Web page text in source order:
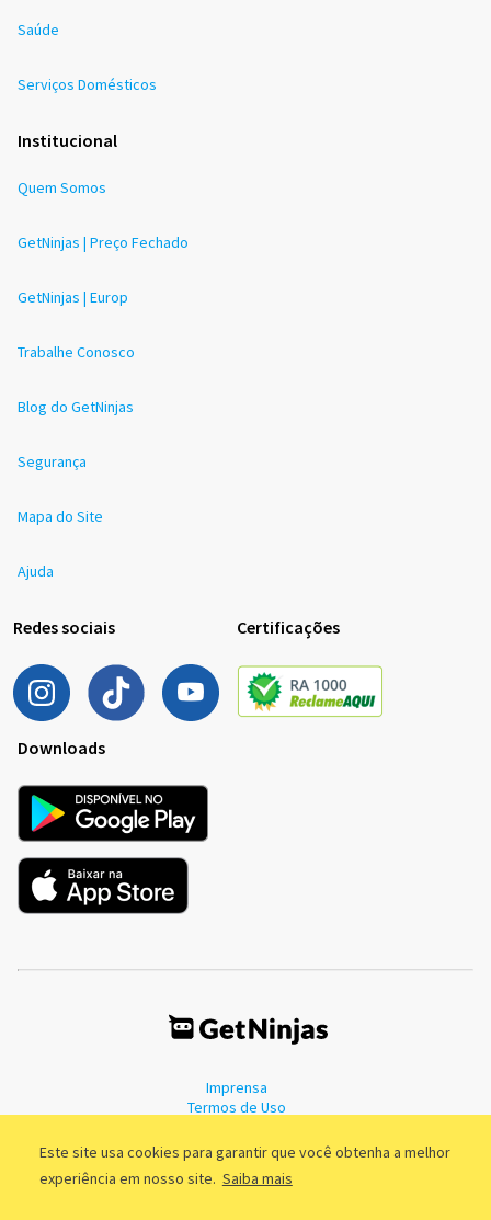
Este site usa cookies para garantir que você obtenha a melhor
experiência em nosso site. Saiba mais
Saúde
Serviços Domésticos
Institucional
Quem Somos
GetNinjas | Preço Fechado
GetNinjas | Europ
Trabalhe Conosco
Blog do GetNinjas
Segurança
Mapa do Site
Ajuda
Redes sociais Certificações
Downloads
Imprensa
Termos de Uso